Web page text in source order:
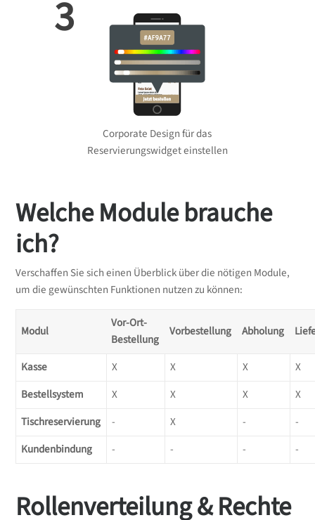
3
Corporate Design für das
Reservierungswidget einstellen
Welche Module brauche
ich?
Verschaffen Sie sich einen Überblick über die nötigen Module,
um die gewünschten Funktionen nutzen zu können:
Modul
Vor-Ort-
Bestellung
Vorbestellung Abholung
Kasse X X X
X
Bestellsystem
X X X
X
Tischreservierung
- X -
-
Kundenbindung
- - - -
Rollenverteilung & Rechte